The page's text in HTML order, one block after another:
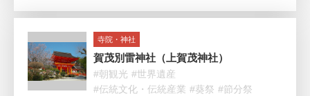
寺院・神社
賀茂別雷神社（上賀茂神社）
#朝観光 #世界遺産
#伝統文化・伝統産業 #葵祭 #節分祭